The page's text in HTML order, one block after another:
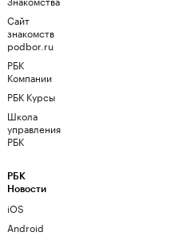
Сайт
знакомств
podbor.ru
РБК
Компании
РБК Курсы
Школа
управления
РБК
РБК
Новости
iOS
Android